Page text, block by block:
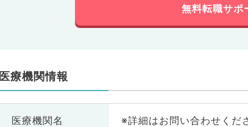
無料転職サポ
医療機関情報
医療機関名 ※詳細はお問い合わせくだ